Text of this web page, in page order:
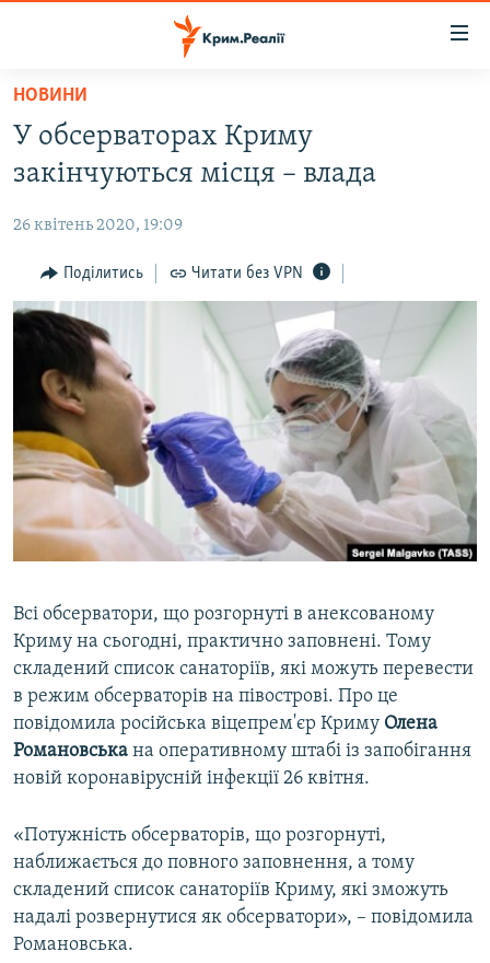
Перейти
основного
матеріалу
до
навігації
Перейти
до
НОВИНИ
ВОДА.КРИМ
ВІДЕО ТА ФОТО
ПОЛІТИКА
БЛОГИ
ПОГЛЯД
ІНТЕРВ'Ю
ВСЕ ЗА ДЕНЬ
СПЕЦПРОЕКТИ
ДЕПОРТАЦІЯ
ВІДЕОУРОКИ «ELIFBE»
СВІДЧЕННЯ ОКУПАЦІЇ
ІНФОГРАФІКА
ЯК ОБІЙТИ БЛОКУВАННЯ
Русский
Qırımtatar
ДОЛУЧАЙСЯ!
Усі сайти RFE/RL
НОВИНИ
У обсерваторах Криму
закінчуються місця – влада
26 квітень 2020, 19:09
Поділитись Читати без VPN
Всі обсерватори, що розгорнуті в анексованому
Криму на сьогодні, практично заповнені. Тому
складений список санаторіїв, які можуть перевести
в режим обсерваторів на півострові. Про це
повідомила російська віцепрем'єр Криму Олена
Романовська на оперативному штабі із запобігання
новій коронавірусній інфекції 26 квітня.
«Потужність обсерваторів, що розгорнуті,
наближається до повного заповнення, а тому
складений список санаторіїв Криму, які зможуть
надалі розвернутися як обсерватори», – повідомила
Романовська.